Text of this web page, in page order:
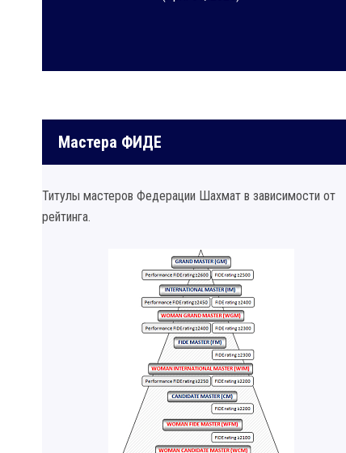
Мастера ФИДЕ
Титулы мастеров Федерации Шахмат в зависимости от
рейтинга.